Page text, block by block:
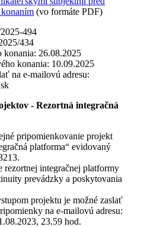
(vo formáte PDF)
494
434
konania: 26.08.2025
konania: 10.09.2025
na e-mailovú adresu:
- Rezortná integračná
pripomienkovanie projekt
platforma“ evidovaný
integračnej platformy
prevádzky a poskytovania
projektu je možné zaslať
na e-mailovú adresu:
23.59 hod.